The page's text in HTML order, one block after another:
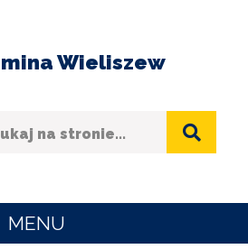
Wieliszew
MENU